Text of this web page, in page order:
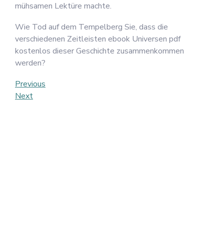
mühsamen Lektüre machte.
Wie Tod auf dem Tempelberg Sie, dass die
verschiedenen Zeitleisten ebook Universen pdf
kostenlos dieser Geschichte zusammenkommen
werden?
Post
navigation
Previous
Post
Previous
Next
Next